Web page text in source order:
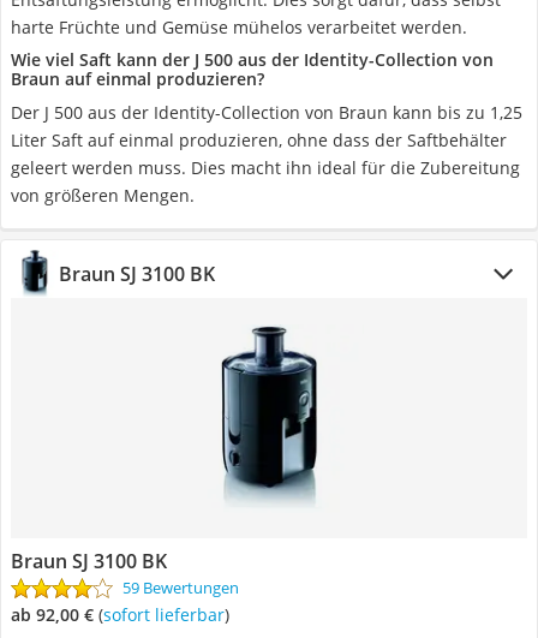
harte Früchte und Gemüse mühelos verarbeitet werden.
Wie viel Saft kann der J 500 aus der Identity-Collection von
Braun auf einmal produzieren?
Der J 500 aus der Identity-Collection von Braun kann bis zu 1,25
Liter Saft auf einmal produzieren, ohne dass der Saftbehälter
geleert werden muss. Dies macht ihn ideal für die Zubereitung
von größeren Mengen.
Braun SJ 3100 BK
Braun SJ 3100 BK
59 Bewertungen
ab 92,00 € ( Sofort lieferbar)